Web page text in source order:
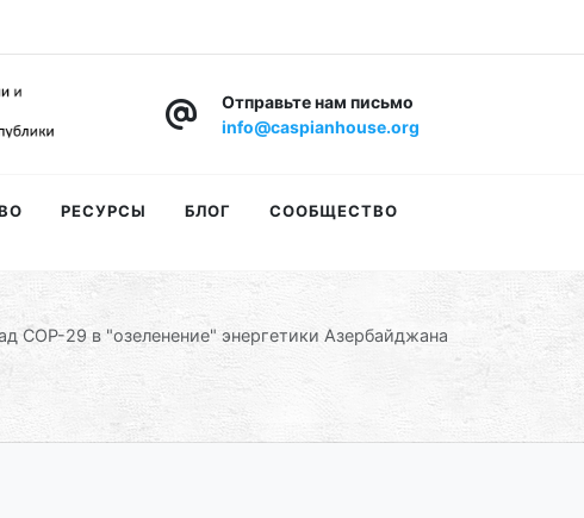
Отправьте нам письмо
info@caspianhouse.org
РЕСУРСЫ БЛОГ СООБЩЕСТВО
СОР-29 в "озеленение" энергетики Азербайджана